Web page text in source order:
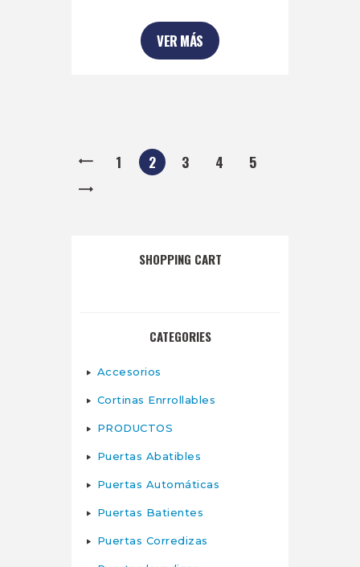
VER MÁS
1 2 3 4 5
SHOPPING CART
CATEGORIES
Accesorios
Cortinas Enrrollables
PRODUCTOS
Puertas Abatibles
Puertas Automáticas
Puertas Batientes
Puertas Corredizas